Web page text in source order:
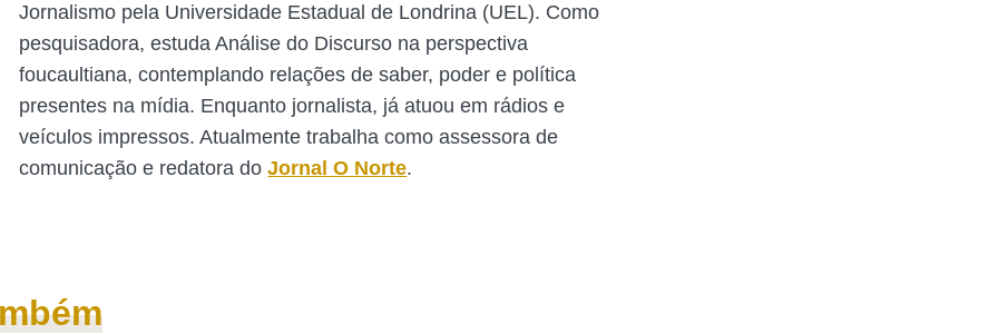
Jornalismo pela Universidade Estadual de Londrina (UEL). Como
pesquisadora, estuda Análise do Discurso na perspectiva
foucaultiana, contemplando relações de saber, poder e política
presentes na mídia. Enquanto jornalista, já atuou em rádios e
veículos impressos. Atualmente trabalha como assessora de
comunicação e redatora doJornal O Norte.